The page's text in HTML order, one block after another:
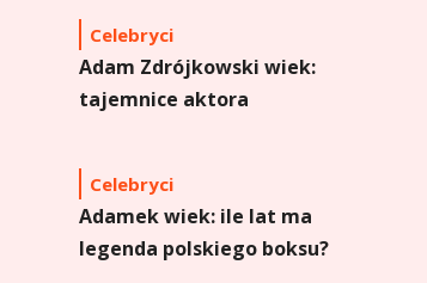
Celebryci
Adam Zdrójkowski wiek:
tajemnice aktora
Celebryci
Adamek wiek: ile lat ma
legenda polskiego boksu?